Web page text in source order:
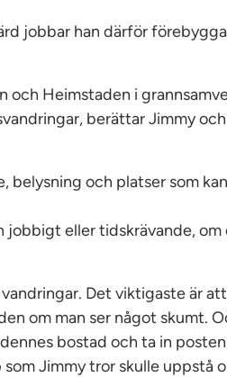
jobbar han därför
Heimstaden i
berättar Jimmy
belysning och platser som
jobbigt eller tidskrävande,
Det viktigaste är
om man ser något skumt.
bostad och ta in
Jimmy tror skulle uppstå